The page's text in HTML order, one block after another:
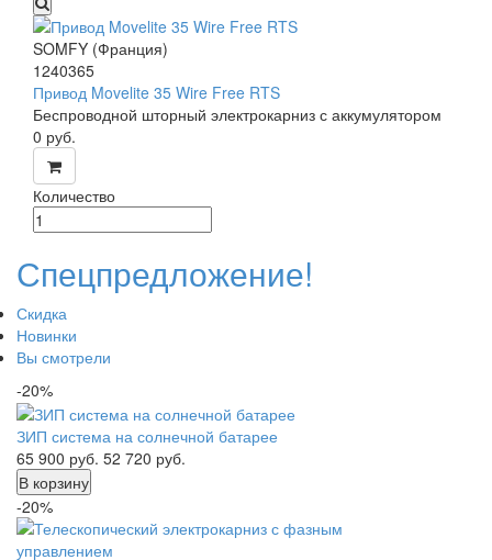
SOMFY (Франция)
1240365
Привод Movelite 35 Wire Free RTS
Беспроводной шторный электрокарниз с аккумулятором
0 руб.
Количество
Спецпредложение!
Скидка
Новинки
Вы смотрели
-20%
ЗИП система на солнечной батарее
65 900 руб. 52 720 руб.
В корзину
-20%